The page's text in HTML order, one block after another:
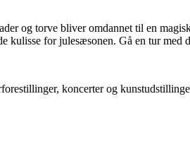
og torve bliver omdannet til en
kulisse for julesæsonen. Gå en tur
koncerter og